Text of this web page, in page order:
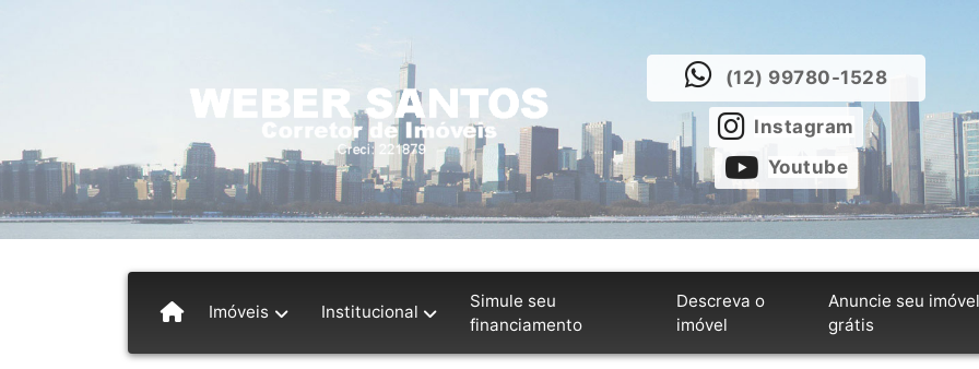
(12) 99780-1528
Instagram
Youtube
Imóveis Institucional
Simule seu
financiamento
Descreva o
imóvel
Anuncie seu imóvel
grátis